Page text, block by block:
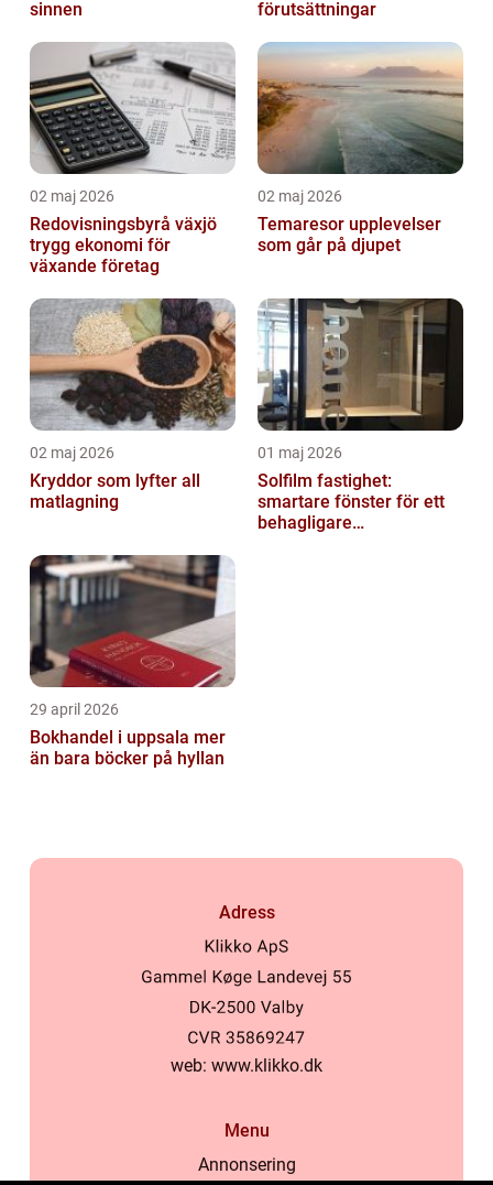
sinnen
förutsättningar
02 maj 2026
Redovisningsbyrå växjö
trygg ekonomi för
växande företag
02 maj 2026
Temaresor upplevelser
som går på djupet
02 maj 2026
Kryddor som lyfter all
matlagning
01 maj 2026
Solfilm fastighet:
smartare fönster för ett
behagligare
29 april 2026
Bokhandel i uppsala mer
än bara böcker på hyllan
Adress
web: www.klikko.dk
Menu
Annonsering